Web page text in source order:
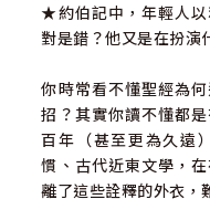
★約伯記中，年輕人
對是錯？他又是在扮演
你時常看不懂聖經為
招？其實你讀不懂都
百年（甚至更為久遠
慣、古代近東文學，
離了這些詮釋的外衣，